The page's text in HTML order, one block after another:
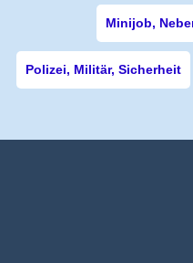
Minijob,
Polizei, Militär, Sicherheit